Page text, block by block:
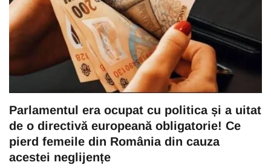
Parlamentul era ocupat cu politica și a uitat
de o directivă europeană obligatorie! Ce
pierd femeile din România din cauza
acestei neglijențe